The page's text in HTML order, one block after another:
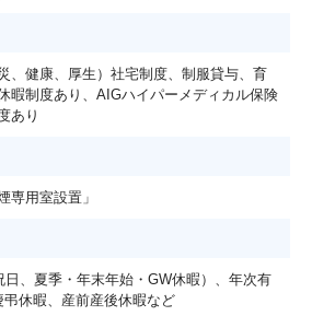
、健康、厚生）社宅制度、制服貸与、育
暇制度あり、AIGハイパーメディカル保険
あり
専用室設置」
、夏季・年末年始・GW休暇）、年次有
休暇、産前産後休暇など